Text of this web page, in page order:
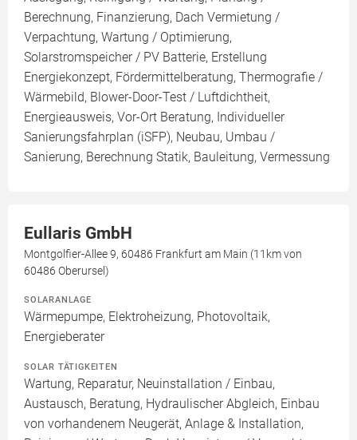
Berechnung, Finanzierung, Dach Vermietung /
Verpachtung, Wartung / Optimierung,
Solarstromspeicher / PV Batterie, Erstellung
Energiekonzept, Fördermittelberatung, Thermografie /
Wärmebild, Blower-Door-Test / Luftdichtheit,
Energieausweis, Vor-Ort Beratung, Individueller
Sanierungsfahrplan (iSFP), Neubau, Umbau /
Sanierung, Berechnung Statik, Bauleitung, Vermessung
Eullaris GmbH
Montgolfier-Allee 9, 60486 Frankfurt am Main (11km von
60486 Oberursel)
SOLARANLAGE
Wärmepumpe, Elektroheizung, Photovoltaik,
Energieberater
SOLAR TÄTIGKEITEN
Wartung, Reparatur, Neuinstallation / Einbau,
Austausch, Beratung, Hydraulischer Abgleich, Einbau
von vorhandenem Neugerät, Anlage & Installation,